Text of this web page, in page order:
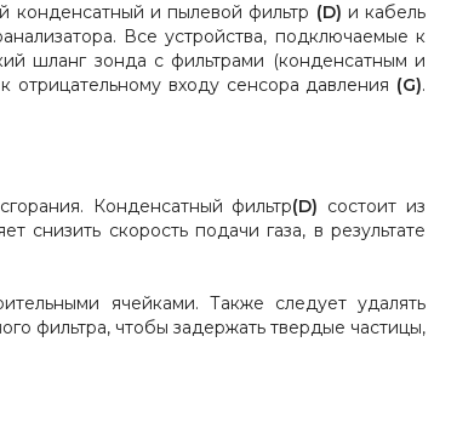
конденсатный и пылевой фильтр (D) и кабель
Все устройства, подключаемые к
шланг зонда с фильтрами (конденсатным и
входу сенсора давления (G).
Конденсатный фильтр(D) состоит из
снизить скорость подачи газа, в результате
ячейками. Также следует удалять
фильтра, чтобы задержать твердые частицы,